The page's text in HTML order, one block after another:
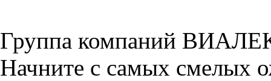
Группа компаний
Начните с самых смелых